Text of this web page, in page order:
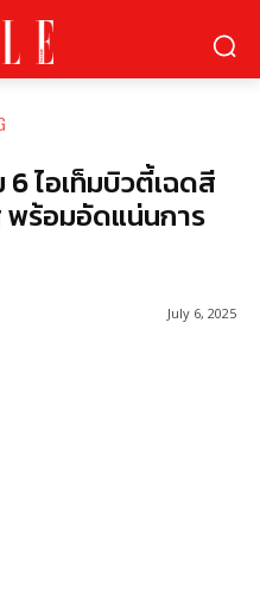
6 ไอเท็มบิวตี้เฉดสี
พร้อมอัดแน่นการ
July 6, 2025